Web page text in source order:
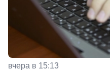
вчера в 15:13